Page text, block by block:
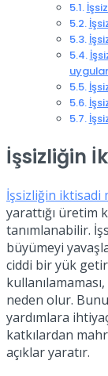
İşsizliğin
İşsizliğin iktisadi
yarattığı üretim
tanımlanabilir.
büyümeyi
ciddi bir yük
neden olur.
yardımlara
katkılardan
açıklar yaratır.